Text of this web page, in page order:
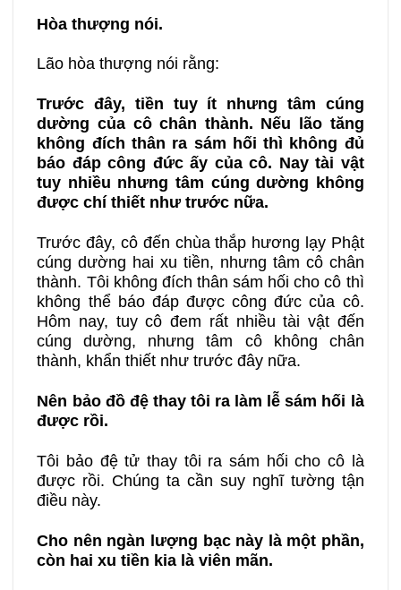
Hòa thượng nói.
Lão hòa thượng nói rằng:
Trước đây, tiền tuy ít nhưng tâm cúng
dường của cô chân thành. Nếu lão tăng
không đích thân ra sám hối thì không đủ
báo đáp công đức ấy của cô. Nay tài vật
tuy nhiều nhưng tâm cúng dường không
được chí thiết như trước nữa.
Trước đây, cô đến chùa thắp hương lạy Phật
cúng dường hai xu tiền, nhưng tâm cô chân
thành. Tôi không đích thân sám hối cho cô thì
không thể báo đáp được công đức của cô.
Hôm nay, tuy cô đem rất nhiều tài vật đến
cúng dường, nhưng tâm cô không chân
thành, khẩn thiết như trước đây nữa.
Nên bảo đồ đệ thay tôi ra làm lễ sám hối là
được rồi.
Tôi bảo đệ tử thay tôi ra sám hối cho cô là
được rồi. Chúng ta cần suy nghĩ tường tận
điều này.
Cho nên ngàn lượng bạc này là một phần,
còn hai xu tiền kia là viên mãn.